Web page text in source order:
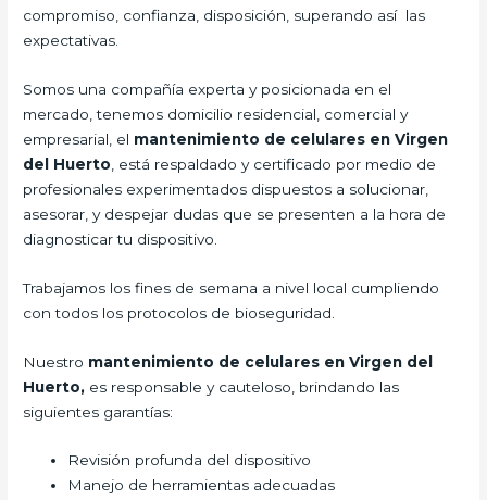
compromiso, confianza, disposición, superando así las
expectativas.
Somos una compañía experta y posicionada en el
mercado, tenemos domicilio residencial, comercial y
empresarial, el mantenimiento de celulares en Virgen
del Huerto , está respaldado y certificado por medio de
profesionales experimentados dispuestos a solucionar,
asesorar, y despejar dudas que se presenten a la hora de
diagnosticar tu dispositivo.
Trabajamos los fines de semana a nivel local cumpliendo
con todos los protocolos de bioseguridad.
Nuestro mantenimiento de celulares en Virgen del
Huerto, es responsable y cauteloso, brindando las
siguientes garantías:
Revisión profunda del dispositivo
Manejo de herramientas adecuadas